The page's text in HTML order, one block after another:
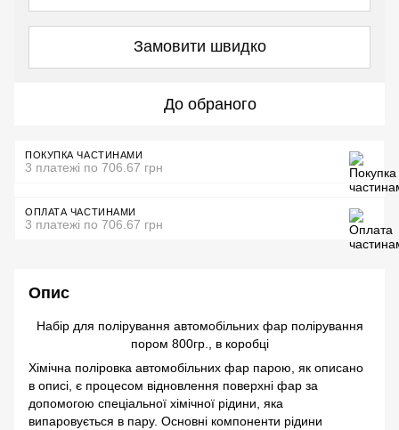
Замовити швидко
До обраного
ПОКУПКА ЧАСТИНАМИ
3 платежі по 706.67 грн
ОПЛАТА ЧАСТИНАМИ
3 платежі по 706.67 грн
Опис
Набір для полірування автомобільних фар полірування
пором 800гр., в коробці
Хімічна поліровка автомобільних фар парою, як описано
в описі, є процесом відновлення поверхні фар за
допомогою спеціальної хімічної рідини, яка
випаровується в пару. Основні компоненти рідини